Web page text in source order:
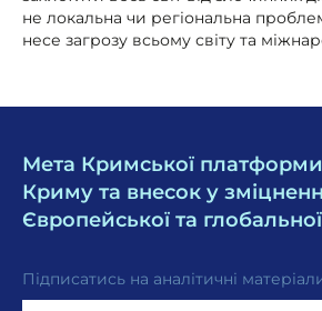
не локальна чи регіональна
несе загрозу всьому світу та
Мета Кримської платформи
Криму та внесок у
Європейської та
Підписатись на аналітичні